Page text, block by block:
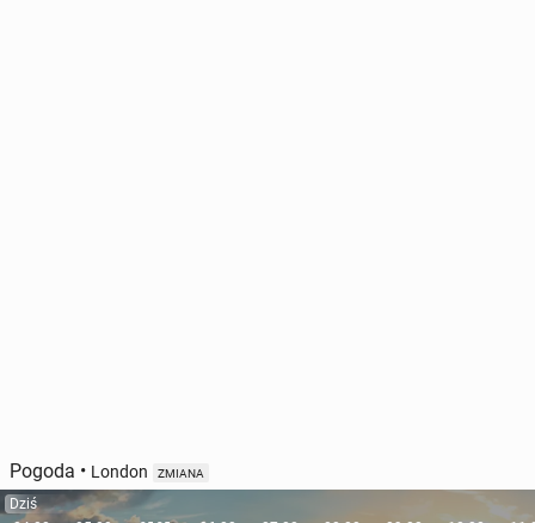
Pogoda • London ZMIANA
Dziś